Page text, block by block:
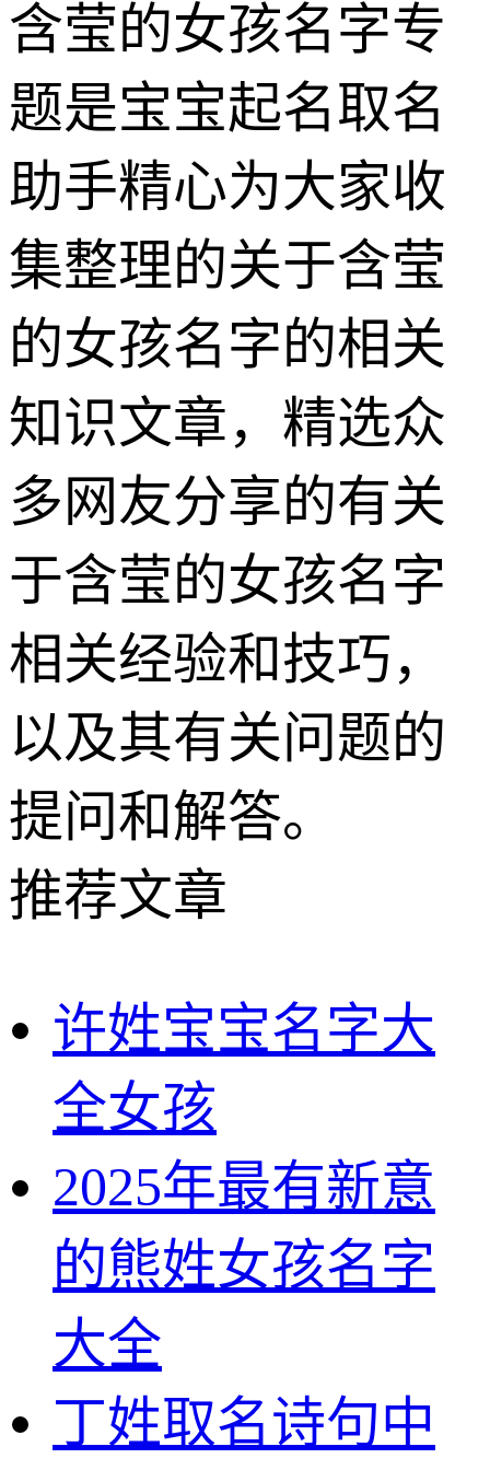
含莹的女孩名字专
题是宝宝起名取名
助手精心为大家收
集整理的关于含莹
的女孩名字的相关
知识文章，精选众
多网友分享的有关
于含莹的女孩名字
相关经验和技巧，
以及其有关问题的
提问和解答。
推荐文章
许姓宝宝名字大
全女孩
2025年最有新意
的熊姓女孩名字
大全
丁姓取名诗句中